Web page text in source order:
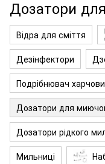
Дозатори
Відра для сміття
Дезінфектори
Подрібнювач
Дозатори для
Дозатори рідкого
Мильниці